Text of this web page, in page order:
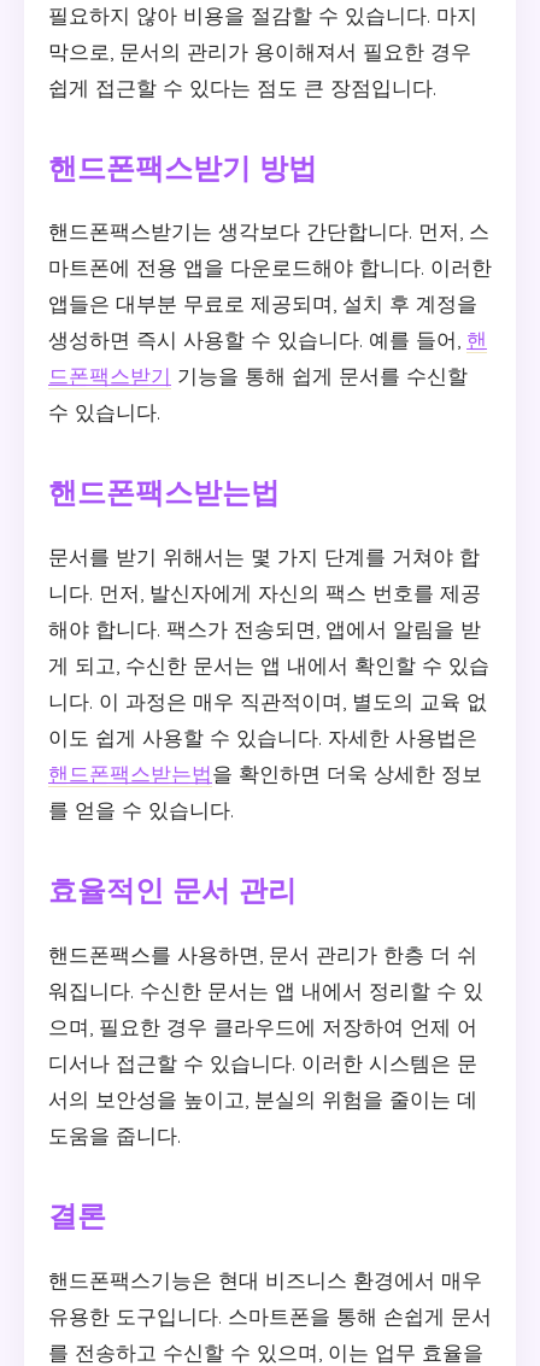
필요하지 않아 비용을 절감할 수 있습니다. 마지
막으로, 문서의 관리가 용이해져서 필요한 경우
쉽게 접근할 수 있다는 점도 큰 장점입니다.
핸드폰팩스받기 방법
핸드폰팩스받기는 생각보다 간단합니다. 먼저, 스
마트폰에 전용 앱을 다운로드해야 합니다. 이러한
앱들은 대부분 무료로 제공되며, 설치 후 계정을
생성하면 즉시 사용할 수 있습니다. 예를 들어, 핸
드폰팩스받기 기능을 통해 쉽게 문서를 수신할
수 있습니다.
핸드폰팩스받는법
문서를 받기 위해서는 몇 가지 단계를 거쳐야 합
니다. 먼저, 발신자에게 자신의 팩스 번호를 제공
해야 합니다. 팩스가 전송되면, 앱에서 알림을 받
게 되고, 수신한 문서는 앱 내에서 확인할 수 있습
니다. 이 과정은 매우 직관적이며, 별도의 교육 없
이도 쉽게 사용할 수 있습니다. 자세한 사용법은
핸드폰팩스받는법을 확인하면 더욱 상세한 정보
를 얻을 수 있습니다.
효율적인 문서 관리
핸드폰팩스를 사용하면, 문서 관리가 한층 더 쉬
워집니다. 수신한 문서는 앱 내에서 정리할 수 있
으며, 필요한 경우 클라우드에 저장하여 언제 어
디서나 접근할 수 있습니다. 이러한 시스템은 문
서의 보안성을 높이고, 분실의 위험을 줄이는 데
도움을 줍니다.
결론
핸드폰팩스기능은 현대 비즈니스 환경에서 매우
유용한 도구입니다. 스마트폰을 통해 손쉽게 문서
를 전송하고 수신할 수 있으며, 이는 업무 효율을